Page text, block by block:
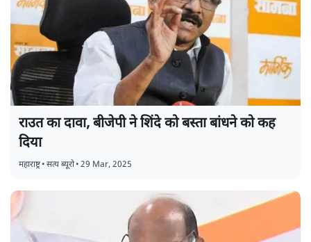
राउत का दावा, बीजेपी ने शिंदे को बस्ता बांधने को कह
दिया
महाराष्ट्र•सत्य ब्यूरो•29 Mar, 2025